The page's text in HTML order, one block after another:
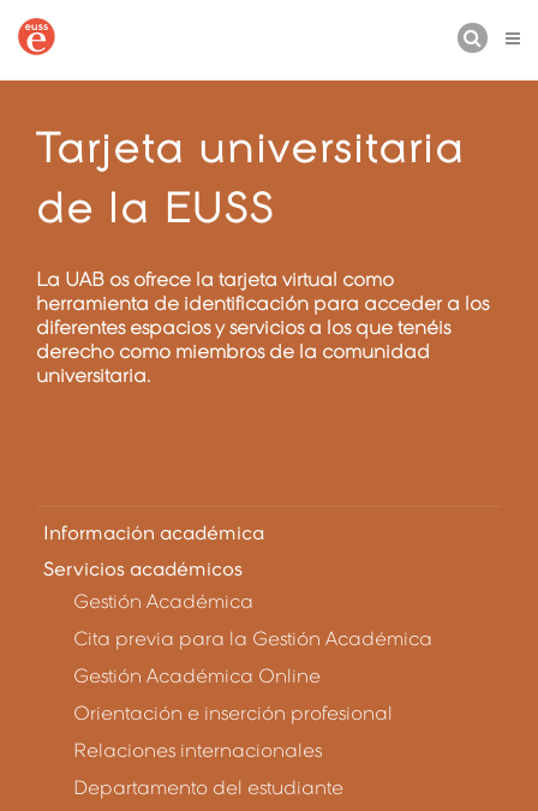
Tarjeta universitaria
de la EUSS
La UAB os ofrece la tarjeta virtual como
herramienta de identificación para acceder a los
diferentes espacios y servicios a los que tenéis
derecho como miembros de la comunidad
universitaria.
Información académica
Servicios académicos
Gestión Académica
Cita previa para la Gestión Académica
Gestión Académica Online
Orientación e inserción profesional
Relaciones internacionales
Departamento del estudiante